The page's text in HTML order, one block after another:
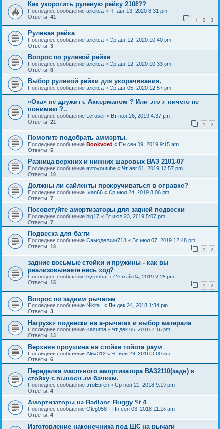
Как укоротить рулевую рейку 2108??
Последнее сообщение алекса « Чт авг 13, 2020 8:31 pm
Ответы: 41 1 2 3
Рулевая рейка
Последнее сообщение алекса « Ср авг 12, 2020 10:40 pm
Ответы: 3
Вопрос по рулевой рейке
Последнее сообщение алекса « Ср авг 12, 2020 10:33 pm
Ответы: 6
Выбор рулевой рейки для укорачивания.
Последнее сообщение алекса « Ср авг 05, 2020 12:57 pm
«Ока» не дружит с Аккерманом ? Или это я ничего не
понимаю ?..
Последнее сообщение Lcruser « Вт ноя 26, 2019 4:37 pm
Ответы: 21 1 2
Помогите подобрать амморты.
Последнее сообщение Bookvoed « Пн сен 09, 2019 9:15 am
Ответы: 5
Разница верхних и нижних шаровых ВАЗ 2101-07
Последнее сообщение avtoyoutube « Чт авг 01, 2019 12:57 pm
Ответы: 10
Должны ли сайленты прокручиваться в оправке?
Последнее сообщение Ivan66 « Ср июл 24, 2019 8:06 pm
Ответы: 7
Посоветуйте амортизаторы для задней подвески
Последнее сообщение big17 « Вт июл 23, 2019 5:07 pm
Ответы: 7
Подвеска для багги
Последнее сообщение Самоделкин713 « Вс июл 07, 2019 12:48 pm
Ответы: 18 1 2
задние восьмые стойки и пружины - как вы
реализовываете весь ход?
Последнее сообщение byronhaf « Сб май 04, 2019 2:25 pm
Ответы: 15 1 2
Вопрос по задним рычагам
Последнее сообщение Nikita_ « Пн дек 24, 2018 1:34 pm
Ответы: 3
Нагрузки подвески на а-рычагах и выбор матерала
Последнее сообщение Kazuma « Чт дек 06, 2018 2:16 pm
Ответы: 13
Верхняя проушина на стойке тойота раум
Последнее сообщение Alex312 « Чт ноя 29, 2018 3:00 am
Ответы: 6
Переделка масляного амортизатора ВАЗ2110(задн) в
стойку с выносным бачком.
Последнее сообщение этоЕвген « Ср ноя 21, 2018 9:19 pm
Ответы: 4
Амортизаторы на Badland Buggy St 4
Последнее сообщение Oleg058 « Пн сен 03, 2018 11:16 am
Ответы: 4
Изготовление наконечника под ШС на рычаги